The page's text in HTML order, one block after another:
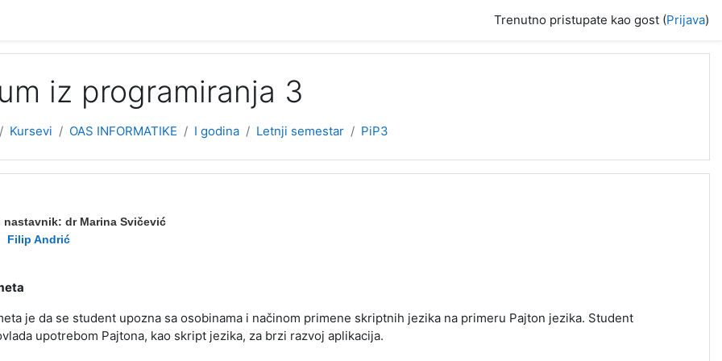
Trenutno pristupate kao gost (Prijava)
iz programiranja 3
Kursevi OAS INFORMATIKE I godina Letnji semestar PiP3
(tematski format)
nastavnik: dr Marina Svičević
Filip Andrić
je da se student upozna sa osobinama i načinom primene skriptnih jezika na primeru Pajton jezika. Student
upotrebom Pajtona, kao skript jezika, za brzi razvoj aplikacija.